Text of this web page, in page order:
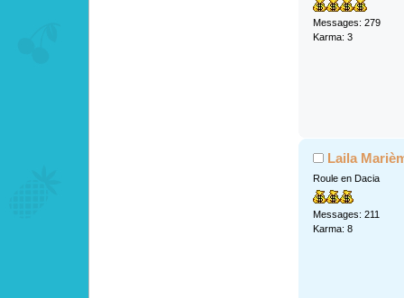
Messages: 279
Karma: 3
Laila
Roule en Dacia
Messages: 211
Karma: 8